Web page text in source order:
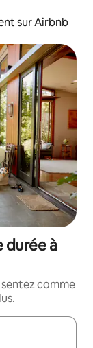
sur Airbnb
durée à
comme
vers le